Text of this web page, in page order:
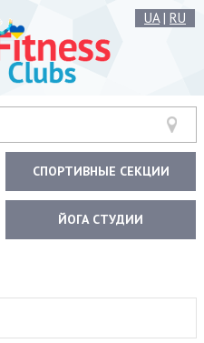
UA| RU
СПОРТИВНЫЕ СЕКЦИИ
ЙОГА СТУДИИ